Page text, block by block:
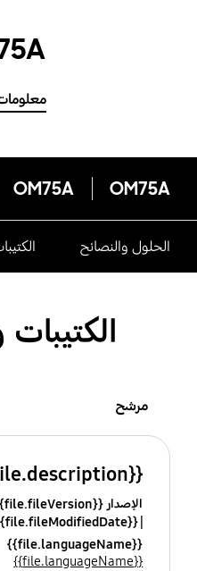
OM75A
OM75A
الحلول والنصائح
الكتيبات
مرشح
{{file.description}}
الإصدار {{file.fileVersion}}
{{file.fileModifiedDate}}
{{file.languageName}}
{{file.languageName}}